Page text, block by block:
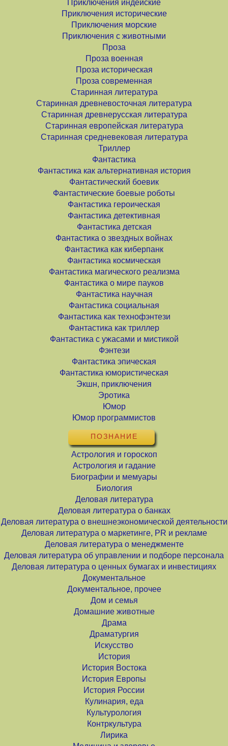
Приключения индейские
Приключения исторические
Приключения морские
Приключения с животными
Проза
Проза военная
Проза историческая
Проза современная
Старинная литература
Старинная древневосточная литература
Старинная древнерусская литература
Старинная европейская литература
Старинная средневековая литература
Триллер
Фантастика
Фантастика как альтернативная история
Фантастический боевик
Фантастические боевые роботы
Фантастика героическая
Фантастика детективная
Фантастика детская
Фантастика о звездных войнах
Фантастика как киберпанк
Фантастика космическая
Фантастика магического реализма
Фантастика о мире пауков
Фантастика научная
Фантастика социальная
Фантастика как технофэнтези
Фантастика как триллер
Фантастика с ужасами и мистикой
Фэнтези
Фантастика эпическая
Фантастика юмористическая
Экшн, приключения
Эротика
Юмор
Юмор программистов
ПОЗНАНИЕ
Астрология и гороскоп
Астрология и гадание
Биографии и мемуары
Биология
Деловая литература
Деловая литература о банках
Деловая литература о внешнеэкономической деятельности
Деловая литература о маркетинге, PR и рекламе
Деловая литература о менеджменте
Деловая литература об управлении и подборе персонала
Деловая литература о ценных бумагах и инвестициях
Документальное
Документальное, прочее
Дом и семья
Домашние животные
Драма
Драматургия
Искусство
История
История Востока
История Европы
История России
Кулинария, еда
Культурология
Контркультура
Лирика